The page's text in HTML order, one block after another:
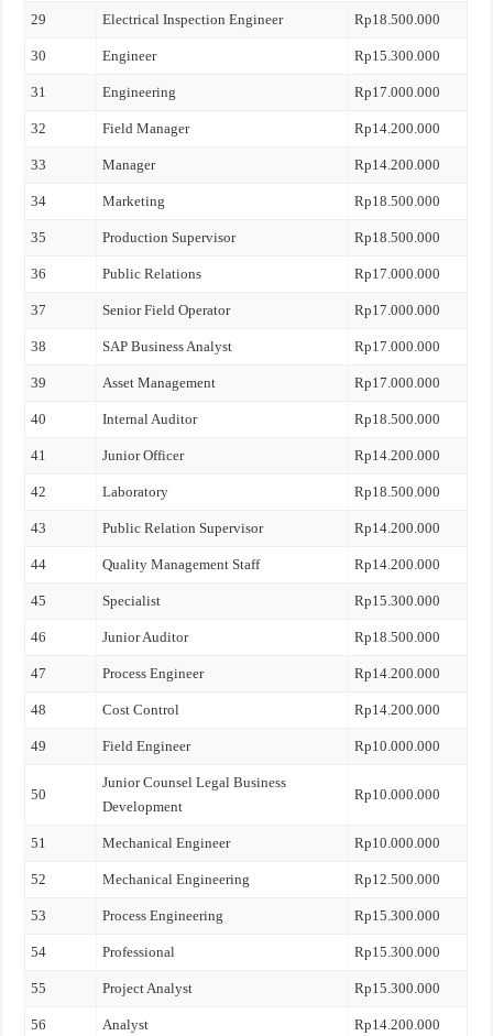
29 Electrical Inspection Engineer Rp18.500.000
30 Engineer Rp15.300.000
31 Engineering Rp17.000.000
32 Field Manager Rp14.200.000
33 Manager Rp14.200.000
34 Marketing Rp18.500.000
35 Production Supervisor Rp18.500.000
36 Public Relations Rp17.000.000
37 Senior Field Operator Rp17.000.000
38 SAP Business Analyst Rp17.000.000
39 Asset Management Rp17.000.000
40 Internal Auditor Rp18.500.000
41 Junior Officer Rp14.200.000
42 Laboratory Rp18.500.000
43 Public Relation Supervisor Rp14.200.000
44 Quality Management Staff Rp14.200.000
45 Specialist Rp15.300.000
46 Junior Auditor Rp18.500.000
47 Process Engineer Rp14.200.000
48 Cost Control Rp14.200.000
49 Field Engineer Rp10.000.000
50
Junior Counsel Legal Business
Development
Rp10.000.000
51 Mechanical Engineer Rp10.000.000
52 Mechanical Engineering Rp12.500.000
53 Process Engineering Rp15.300.000
54 Professional Rp15.300.000
55 Project Analyst Rp15.300.000
56 Analyst Rp14.200.000